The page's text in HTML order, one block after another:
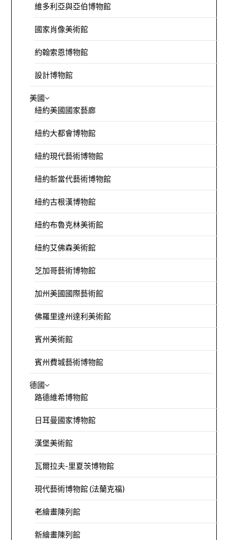
維多利亞與亞伯博物館
國家肖像美術館
約翰索恩博物館
設計博物館
美國
紐約美國國家藝廊
紐約大都會博物館
紐約現代藝術博物館
紐約新當代藝術博物館
紐約古根漢博物館
紐約布魯克林美術館
紐約艾佛森美術館
芝加哥藝術博物館
加州美國國際藝術館
佛羅里達州達利美術館
賓州美術館
賓州費城藝術博物館
德國
路德維希博物館
日耳曼國家博物館
漢堡美術館
瓦爾拉夫-里夏茨博物館
現代藝術博物館 (法蘭克福)
老繪畫陳列館
新繪畫陳列館